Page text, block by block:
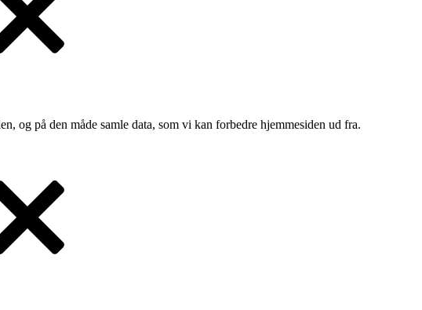
og på den måde samle data, som vi kan forbedre hjemmesiden ud fra.